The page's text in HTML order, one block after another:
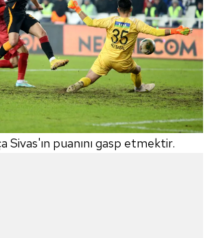
Sivas'ın puanını gasp etmektir.